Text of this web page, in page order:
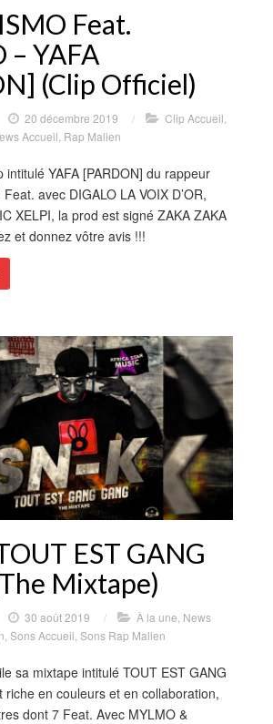
Feat.
– YAFA
(Clip Officiel)
20 décembre 2019 / Clip Accueil
Accueil Rap Malien
intitulé YAFA [PARDON] du rappeur
avec DIGALO LA VOIX D’OR,
XELPI, la prod est signé ZAKA ZAKA
et donnez vôtre avis !!!
EST GANG
Mixtape)
30 août 2019 / À la une, News
,Sons Accueil,Sons Rap Malien
sa mixtape intitulé TOUT EST GANG
riche en couleurs et en collaboration,
dont 7 Feat. Avec MYLMO &